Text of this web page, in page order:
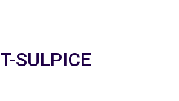
SULPICE